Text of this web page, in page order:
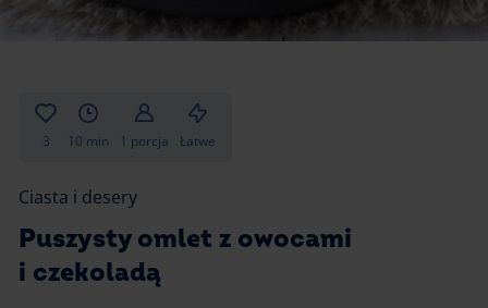
Zupy i kremy
Inne
Ciasta i desery
Napoje i koktajle
Gotowanie
Desery i przekąski
3 10 min 1 porcja Łatwe
Ciasta i desery
Puszysty omlet z owocami
i czekoladą